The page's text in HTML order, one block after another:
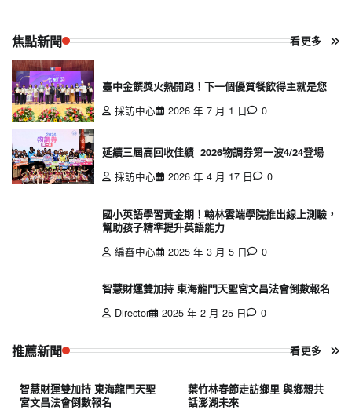
焦點新聞 看更多
臺中金饌獎火熱開跑！下一個優質餐飲得主就是您
採訪中心
2026 年 7 月 1 日 0
延續三屆高回收佳績 2026物調券第一波4/24登場
採訪中心
2026 年 4 月 17 日 0
國小英語學習黃金期！翰林雲端學院推出線上測驗，
幫助孩子精準提升英語能力
編審中心
2025 年 3 月 5 日 0
智慧財運雙加持 東海龍門天聖宮文昌法會倒數報名
Director
2025 年 2 月 25 日 0
推薦新聞 看更多
智慧財運雙加持 東海龍門天聖
宮文昌法會倒數報名
葉竹林春節走訪鄉里 與鄉親共
話澎湖未來